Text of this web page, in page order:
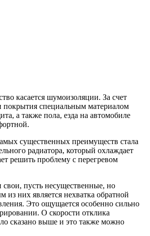
касается шумоизоляции. За счет
покрытия специальным материалом
а также пола, езда на автомобиле
существенных преимуществ стала
радиатора, который охлаждает
решить проблему с перегревом
свои, пусть несущественные, но
из них является нехватка обратной
Это ощущается особенно сильно
О скорости отклика
сказано выше и это также можно